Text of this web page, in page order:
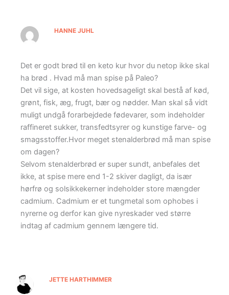
HANNE JUHL
Det er godt brød til en keto kur hvor du netop ikke skal
ha brød . Hvad må man spise på Paleo?
Det vil sige, at kosten hovedsageligt skal bestå af kød,
grønt, fisk, æg, frugt, bær og nødder. Man skal så vidt
muligt undgå forarbejdede fødevarer, som indeholder
raffineret sukker, transfedtsyrer og kunstige farve- og
smagsstoffer.Hvor meget stenalderbrød må man spise
om dagen?
Selvom stenalderbrød er super sundt, anbefales det
ikke, at spise mere end 1-2 skiver dagligt, da især
hørfrø og solsikkekerner indeholder store mængder
cadmium. Cadmium er et tungmetal som ophobes i
nyrerne og derfor kan give nyreskader ved større
indtag af cadmium gennem længere tid.
JETTE HARTHIMMER